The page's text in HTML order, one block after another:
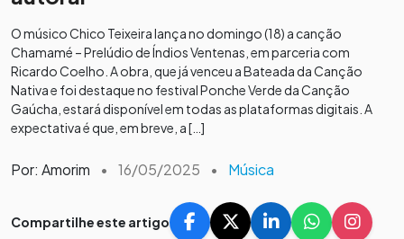
O músico Chico Teixeira lança no domingo (18) a canção
Chamamé – Prelúdio de Índios Ventenas, em parceria com
Ricardo Coelho. A obra, que já venceu a Bateada da Canção
Nativa e foi destaque no festival Ponche Verde da Canção
Gaúcha, estará disponível em todas as plataformas digitais. A
expectativa é que, em breve, a […]
Por: Amorim • 16/05/2025 • Música
Compartilhe este artigo